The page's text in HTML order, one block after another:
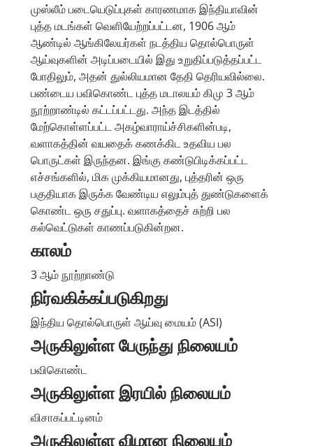
முஸ்லீம் படையெடுப்புகள் காரணமாக இந்தியாவின்
புத்த மடங்கள் வெளியேற்றப்பட்டன, 1906 ஆம்
ஆண்டில் ஆங்கிலேயர்கள் நடத்திய தொல்பொருள்
ஆய்வுகளின் அடிப்படையில் இது உறுதிப்படுத்தப்பட்ட
போதிலும், அதன் துல்லியமான தேதி தெரியவில்லை.
பண்டைய பவிகொண்ட புத்த மடாலயம் கிமு 3 ஆம்
நூற்றாண்டில் கட்டப்பட்டது. அந்த இடத்தில்
மேற்கொள்ளப்பட்ட அகழ்வாராய்ச்சிகளின்படி,
வளாகத்தின் வயதைக் கணக்கிட உதவிய பல
பொருட்கள் இருந்தன. இங்கு கண்டுபிடிக்கப்பட்ட
எச்சங்களில், மிக முக்கியமானது, புத்தரின் ஒரு
பகுதியாக இருக்க வேண்டிய எலும்புத் துண்டுகளைக்
கொண்ட ஒரு சதுப்பு. வளாகத்தைச் சுற்றி பல
கல்வெட்டுகள் காணப்படுகின்றன.
காலம்
3 ஆம் நூற்றாண்டு
நிர்வகிக்கப்படுகிறது
இந்திய தொல்பொருள் ஆய்வு மையம் (ASI)
அருகிலுள்ள பேருந்து நிலையம்
பவிகொண்ட
அருகிலுள்ள இரயில் நிலையம்
விசாகப்பட்டினம்
அருகிலுள்ள விமான நிலையம்